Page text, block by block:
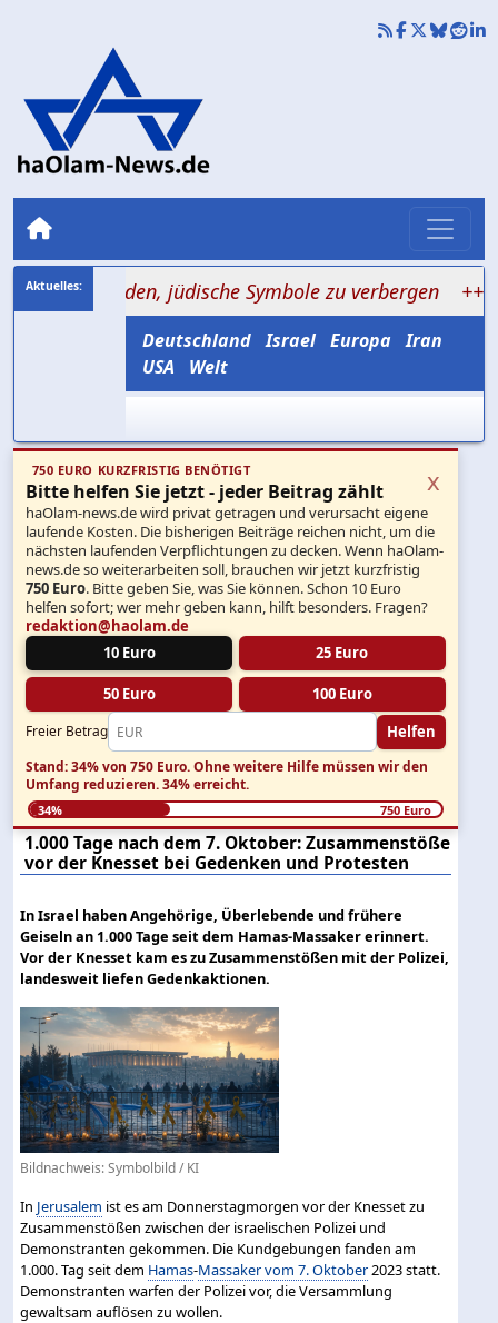
jüdische Symbole zu verbergen +++ Iran
Deutschland Israel Europa Iran
USA
Welt
750 EURO KURZFRISTIG BENÖTIGT
Bitte helfen Sie jetzt - jeder Beitrag zählt
haOlam-news.de wird privat getragen und verursacht eigene
laufende Kosten. Die bisherigen Beiträge reichen nicht, um die
nächsten laufenden Verpflichtungen zu decken. Wenn haOlam-
news.de so weiterarbeiten soll, brauchen wir jetzt kurzfristig
750 Euro. Bitte geben Sie, was Sie können. Schon 10 Euro
helfen sofort; wer mehr geben kann, hilft besonders. Fragen?
redaktion@haolam.de
10 Euro
25 Euro
50 Euro 100 Euro
Freier Betrag Helfen
x
Stand: 34% von 750 Euro.Ohne weitere Hilfe müssen wir den
Umfang reduzieren.34% erreicht.
34% 750 Euro
1.000 Tage nach dem 7. Oktober: Zusammenstöße
vor der Knesset bei Gedenken und Protesten
In Israel haben Angehörige, Überlebende und frühere
Geiseln an 1.000 Tage seit dem Hamas-Massaker erinnert.
Vor der Knesset kam es zu Zusammenstößen mit der Polizei,
landesweit liefen Gedenkaktionen.
Bildnachweis: Symbolbild / KI
In Jerusalem ist es am Donnerstagmorgen vor der Knesset zu
Zusammenstößen zwischen der israelischen Polizei und
Demonstranten gekommen. Die Kundgebungen fanden am
1.000. Tag seit dem Hamas-Massaker vom 7. Oktober 2023 statt.
Demonstranten warfen der Polizei vor, die Versammlung
gewaltsam auflösen zu wollen.